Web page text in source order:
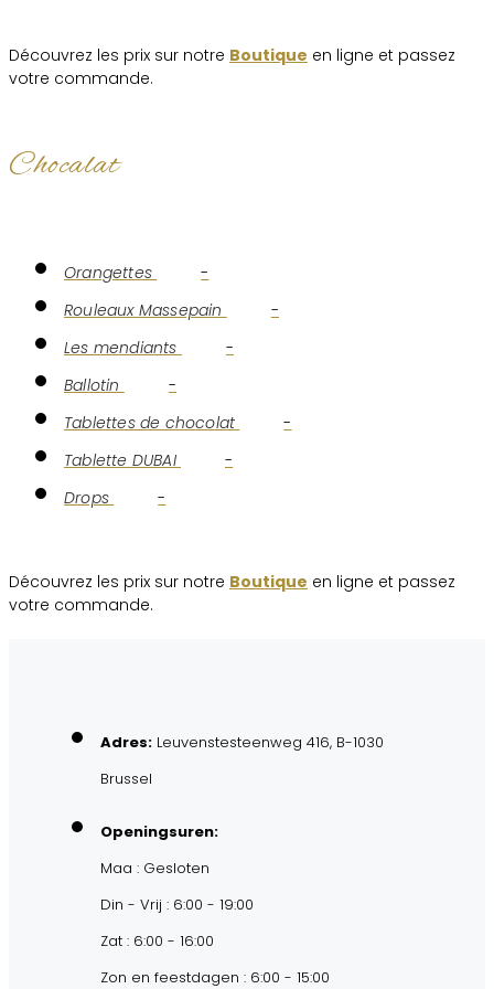
Découvrez les prix sur notre Boutique en ligne et passez
votre commande.
Chocalat
Orangettes
-
Rouleaux Massepain
-
Les mendiants
-
Ballotin
-
Tablettes de chocolat
-
Tablette DUBAI
-
Drops
-
Découvrez les prix sur notre Boutique en ligne et passez
votre commande.
Adres: Leuvenstesteenweg 416, B-1030
Brussel
Openingsuren:
Maa : Gesloten
Din - Vrij : 6:00 - 19:00
Zat : 6:00 - 16:00
Zon en feestdagen : 6:00 - 15:00